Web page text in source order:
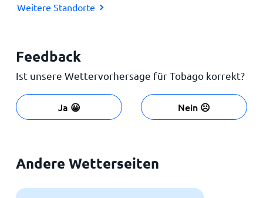
Weitere Standorte
Feedback
Ist unsere Wettervorhersage für Tobago korrekt?
Ja 😀 Nein ☹️
Andere Wetterseiten